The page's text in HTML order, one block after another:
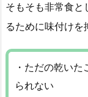
そもそも非常食と
るために味付けを
・ただの乾い
られない